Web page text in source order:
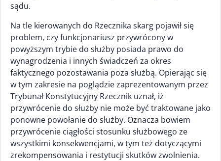
sądu.
Na tle kierowanych do Rzecznika skarg pojawił się
problem, czy funkcjonariusz przywrócony w
powyższym trybie do służby posiada prawo do
wynagrodzenia i innych świadczeń za okres
faktycznego pozostawania poza służbą. Opierając się
w tym zakresie na poglądzie zaprezentowanym przez
Trybunał Konstytucyjny Rzecznik uznał, iż
przywrócenie do służby nie może być traktowane jako
ponowne powołanie do służby. Oznacza bowiem
przywrócenie ciągłości stosunku służbowego ze
wszystkimi konsekwencjami, w tym też dotyczącymi
zrekompensowania i restytucji skutków zwolnienia.